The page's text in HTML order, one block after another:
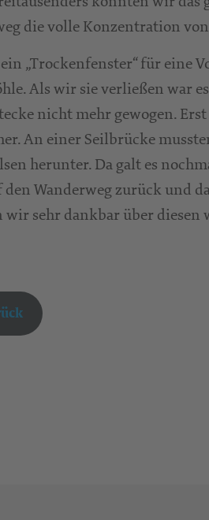
die volle Konzentration
„Trockenfenster“ für eine
Als wir sie verließen war
nicht mehr gewogen.
An einer Seilbrücke
herunter. Da galt es
Wanderweg zurück und
sehr dankbar über diesen